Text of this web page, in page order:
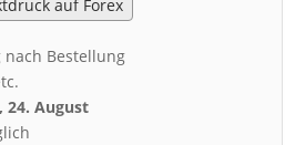
nach Bestellung
24. August